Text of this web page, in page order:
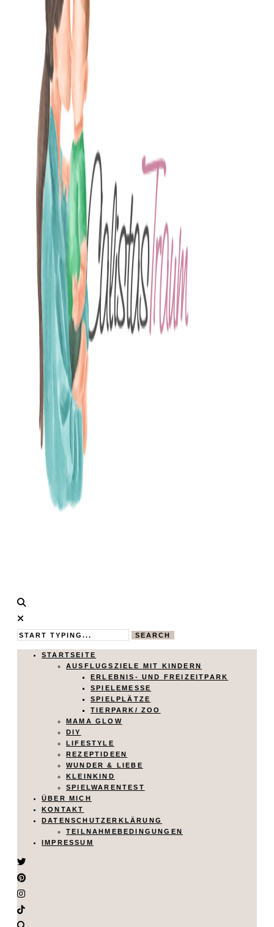
Calistas
Traum
MAMABLOG
SEARCH
STARTSEITE
AUSFLUGSZIELE MIT KINDERN
ERLEBNIS- UND FREIZEITPARK
SPIELEMESSE
SPIELPLÄTZE
TIERPARK/ ZOO
MAMA GLOW
DIY
LIFESTYLE
REZEPTIDEEN
WUNDER & LIEBE
KLEINKIND
SPIELWARENTEST
ÜBER MICH
KONTAKT
DATENSCHUTZERKLÄRUNG
TEILNAHMEBEDINGUNGEN
IMPRESSUM